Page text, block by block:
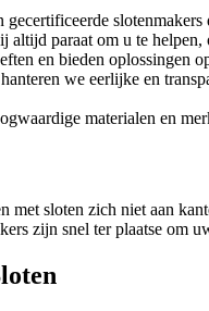
altijd paraat om u te
en bieden oplossingen
we eerlijke en
materialen en
sloten zich niet aan
zijn snel ter plaatse om